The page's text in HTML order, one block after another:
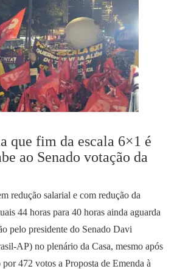
que fim da escala 6×1 é
ao Senado votação da
redução salarial e com redução da
44 horas para 40 horas ainda aguarda
pelo presidente do Senado Davi
AP) no plenário da Casa, mesmo após
472 votos a Proposta de Emenda à